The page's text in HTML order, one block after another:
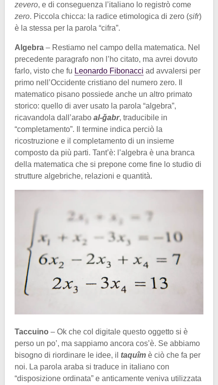
zevero, e di conseguenza l’italiano lo registrò come
zero. Piccola chicca: la radice etimologica di zero (ṣifr)
è la stessa per la parola “cifra”.
Algebra – Restiamo nel campo della matematica. Nel
precedente paragrafo non l’ho citato, ma avrei dovuto
farlo, visto che fu Leonardo Fibonacci ad avvalersi per
primo nell’Occidente cristiano del numero zero. Il
matematico pisano possiede anche un altro primato
storico: quello di aver usato la parola “algebra”,
ricavandola dall’arabo al-ǧabr, traducibile in
“completamento”. Il termine indica perciò la
ricostruzione e il completamento di un insieme
composto da più parti. Tant’è: l’algebra è una branca
della matematica che si prepone come fine lo studio di
strutture algebriche, relazioni e quantità.
Taccuino – Ok che col digitale questo oggetto si è
perso un po’, ma sappiamo ancora cos’è. Se abbiamo
bisogno di riordinare le idee, il taquîm è ciò che fa per
noi. La parola araba si traduce in italiano con
“disposizione ordinata” e anticamente veniva utilizzata